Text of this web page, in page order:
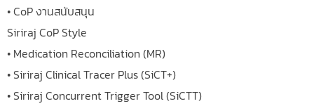
• CoP งานสนับสนุน
Siriraj CoP Style
• Medication Reconciliation (MR)
• Siriraj Clinical Tracer Plus (SiCT+)
• Siriraj Concurrent Trigger Tool (SiCTT)